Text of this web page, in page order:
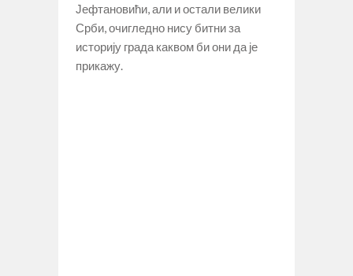
Јефтановићи, али и остали велики
Срби, очигледно нису битни за
историју града каквом би они да је
прикажу.